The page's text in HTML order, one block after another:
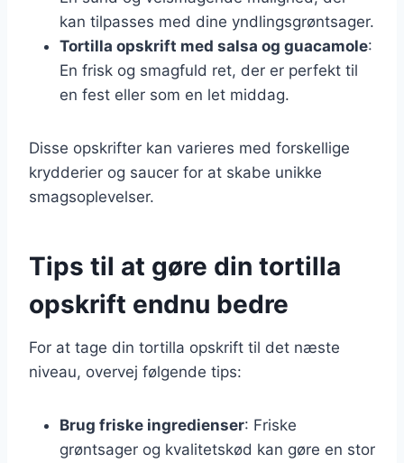
kan tilpasses med dine yndlingsgrøntsager.
Tortilla opskrift med salsa og guacamole:
En frisk og smagfuld ret, der er perfekt til
en fest eller som en let middag.
Disse opskrifter kan varieres med forskellige
krydderier og saucer for at skabe unikke
smagsoplevelser.
Tips til at gøre din tortilla
opskrift endnu bedre
For at tage din tortilla opskrift til det næste
niveau, overvej følgende tips:
Brug friske ingredienser: Friske
grøntsager og kvalitetskød kan gøre en stor